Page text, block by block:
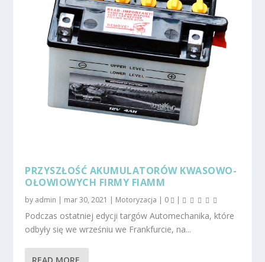
PRZYSZŁOŚĆ AKUMULATORÓW KWASOWO-
OŁOWIOWYCH FIRMY FIAMM
by admin | mar 30, 2021 | Motoryzacja | 0 |
Podczas ostatniej edycji targów Automechanika, które
odbyły się we wrześniu we Frankfurcie, na...